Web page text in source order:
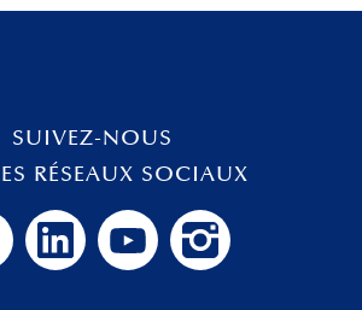
SUIVEZ-NOUS
RÉSEAUX SOCIAUX